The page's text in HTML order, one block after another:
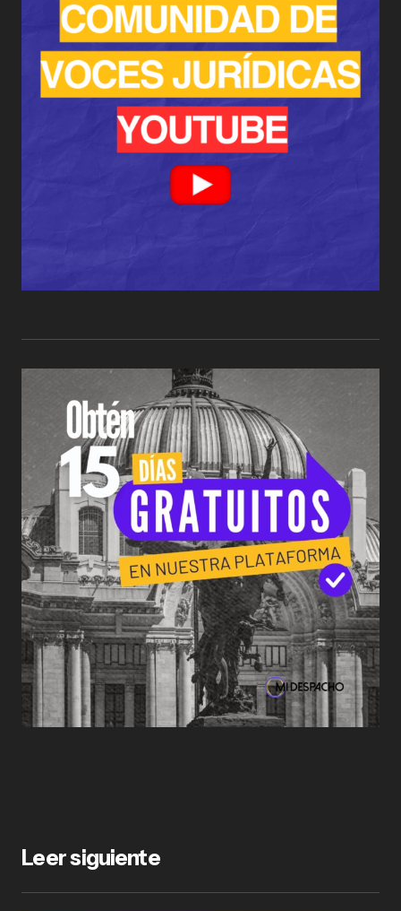
Leer siguiente